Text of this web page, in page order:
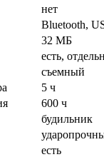
нет
Bluetooth,
32 МБ
есть,
съемный
5 ч
600 ч
будильник
есть